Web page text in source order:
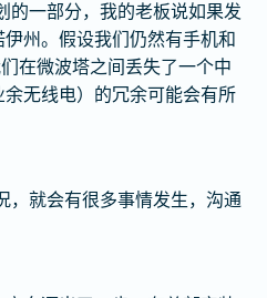
的一部分，我的老板说如果发
州。假设我们仍然有手机和
在微波塔之间丢失了一个中
无线电）的冗余可能会有所
，就会有很多事情发生，沟通